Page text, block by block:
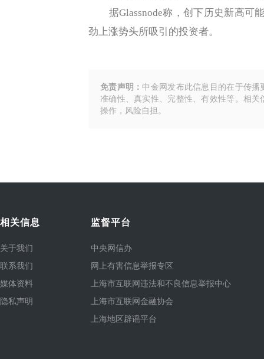
据Glassnode称，创下历史新高可能
劲上涨势头所吸引的投资者。
免责声明： 中金网发布此信息目的在于传
准确性、真实性、完整性、有效性等。相
操作，风险自担。
相关信息
关于我们
联系我们
媒体资料
隐私声明
监督平台
中央网信办
网上有害信息举报专区
上海市互联网违法和不良信息举报中心
上海市互联网金融协会
上海地区辟谣平台